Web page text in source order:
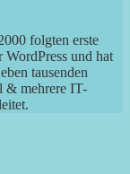
folgten erste
und hat
tausenden
& mehrere IT-